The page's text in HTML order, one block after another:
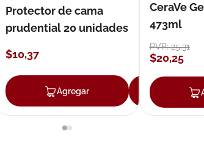
Agregar
Protector de cama
prudential 20 unidades
$10,37
Agregar
CeraVe
473ml
PVP:25,31
$20,25